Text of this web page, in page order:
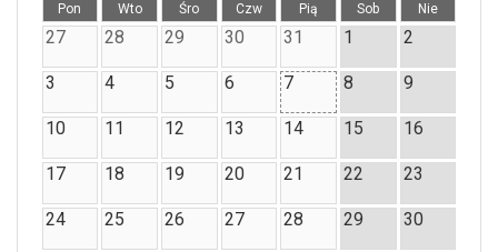
Pon Wto Śro Czw Pią Sob Nie
27 28 29 30 31 1 2
3 4 5 6 7 8 9
10 11 12 13 14 15 16
17 18 19 20 21 22 23
24 25 26 27 28 29 30